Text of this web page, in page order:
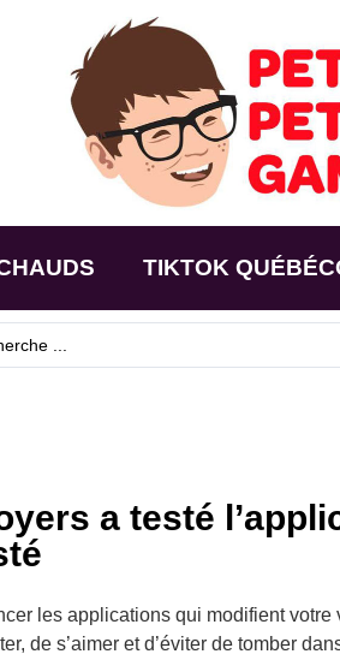
TIKTOK
a testé
les applications qui modifient votre
de s’aimer et d’éviter de tomber